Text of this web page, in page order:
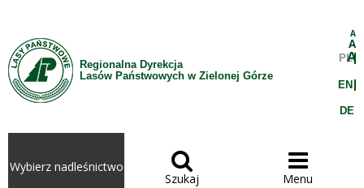
Regionalna Dyrekcja
Lasów Państwowych w Zielonej Górze
A
A
A
PL
EN
DE
Wybierz nadleśnictwo 
Szukaj

Menu